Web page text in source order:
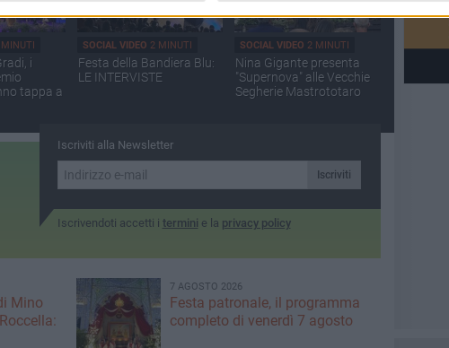
i
tappa a
SOCIAL VIDEO 2 MINUTI
Festa della Bandiera Blu:
LE INTERVISTE
SOCIAL VIDEO 2 MINUTI
Nina Gigante presenta
"Supernova" alle Vecchie
Segherie Mastrototaro
Iscriviti alla Newsletter
Iscriviti
Iscrivendoti accetti i termini e la privacy policy
Mino
7 AGOSTO 2026
Festa patronale, il programma
completo di venerdì 7 agosto